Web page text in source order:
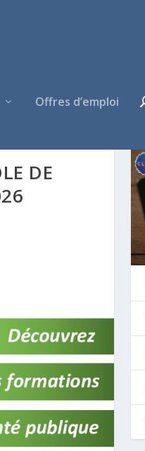
Offres d’emploi
DE